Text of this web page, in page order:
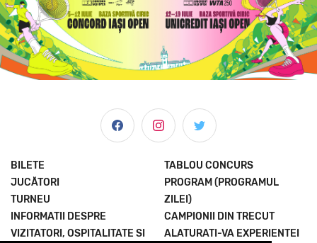
BILETE
JUCĂTORI
TURNEU
INFORMATII DESPRE
VIZITATORI, OSPITALITATE SI
TABLOU CONCURS
PROGRAM (PROGRAMUL
ZILEI)
CAMPIONII DIN TRECUT
ALATURATI-VA EXPERIENTEI